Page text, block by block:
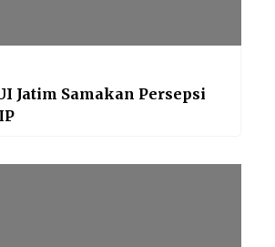
Jatim Samakan Persepsi